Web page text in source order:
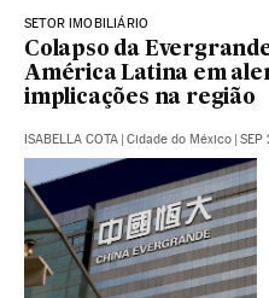
SETOR IMOBILIÁRIO
Colapso da
América Latina em
implicações na região
ISABELLA COTA Cidade do México SEP